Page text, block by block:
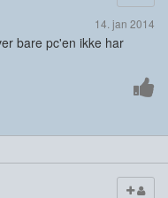
14. jan 2014
bare pc'en ikke har